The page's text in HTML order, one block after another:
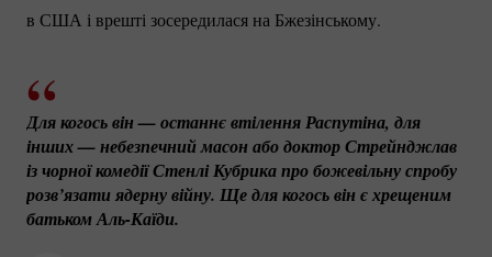
в США і врешті зосередилася на Бжезінському.
Для когось він — останнє втілення Распутіна, для
інших — небезпечний масон або доктор Стрейнджлав
із чорної комедії Стенлі Кубрика про божевільну спробу
розв’язати ядерну війну. Ще для когось він є хрещеним
батьком Аль-Каїди.